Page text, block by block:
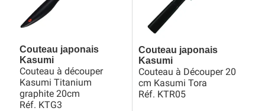
Couteau japonais
Kasumi
Couteau à découper
Kasumi Titanium
graphite 20cm
Réf. KTG3
Couteau japonais
Kasumi
Couteau à Découper 20
cm Kasumi Tora
Réf. KTR05